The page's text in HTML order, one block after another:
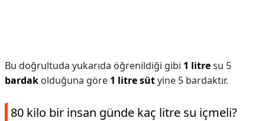
Bu doğrultuda yukarıda öğrenildiği gibi 1 litresu 5
bardak olduğuna göre 1 litre sütyine 5 bardaktır.
80 kilo bir insan günde kaç litre su içmeli?